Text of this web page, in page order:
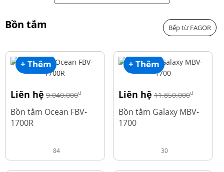
Bồn tắm Bếp từ FAGOR
+ Thêm
Liên hệ 9.040.000đ
Bồn tắm Ocean FBV-
1700R
84
+ Thêm
Liên hệ 11.850.000đ
Bồn tắm Galaxy MBV-
1700
30